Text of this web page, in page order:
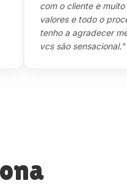
com o cliente e muito
valores e todo o processo
tenho a agradecer
vcs são sensacional."